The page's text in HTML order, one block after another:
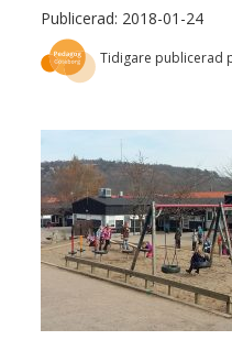
Publicerad: 2018-01-24
Tidigare publicerad